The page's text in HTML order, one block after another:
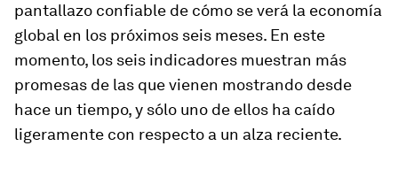
pantallazo confiable de cómo se verá la economía
global en los próximos seis meses. En este
momento, los seis indicadores muestran más
promesas de las que vienen mostrando desde
hace un tiempo, y sólo uno de ellos ha caído
ligeramente con respecto a un alza reciente.